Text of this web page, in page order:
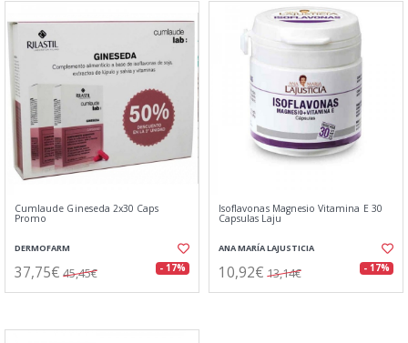
Cumlaude Gineseda 2x30 Caps
Promo
DERMOFARM
37,75€ 45,45€ - 17%
Isoflavonas Magnesio Vitamina E 30
Capsulas Laju
ANA MARÍA LAJUSTICIA
10,92€ 13,14€ - 17%